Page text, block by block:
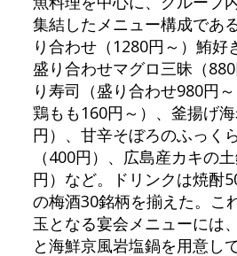
集結したメニュー構成であ
り合わせ（1280円～）鮪好
盛り合わせマグロ三昧（
り寿司（盛り合わせ980円
鶏もも160円～）、釜揚げ
円）、甘辛そぼろのふっく
（400円）、広島産カキの
円）など。ドリンクは焼酎
の梅酒30銘柄を揃えた。こ
玉となる宴会メニューには
と海鮮京風岩塩鍋を用意し